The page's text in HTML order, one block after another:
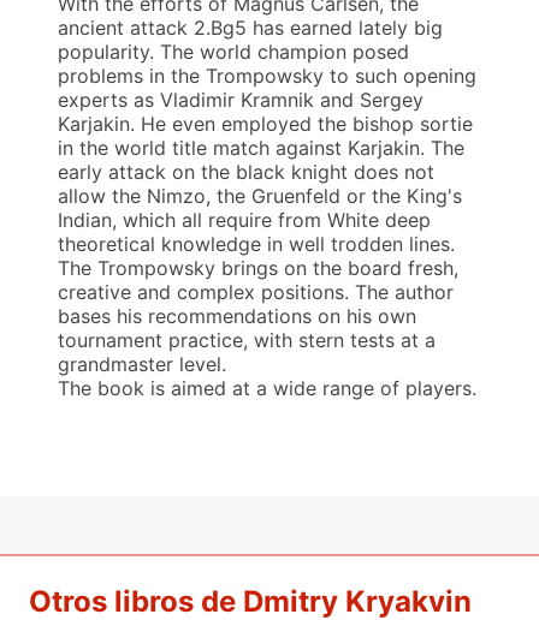
ancient attack 2.Bg5 has earned lately big
popularity. The world champion posed
problems in the Trompowsky to such opening
experts as Vladimir Kramnik and Sergey
Karjakin. He even employed the bishop sortie
in the world title match against Karjakin. The
early attack on the black knight does not
allow the Nimzo, the Gruenfeld or the King's
Indian, which all require from White deep
theoretical knowledge in well trodden lines.
The Trompowsky brings on the board fresh,
creative and complex positions. The author
bases his recommendations on his own
tournament practice, with stern tests at a
grandmaster level.
The book is aimed at a wide range of players.
Otros libros de Dmitry Kryakvin